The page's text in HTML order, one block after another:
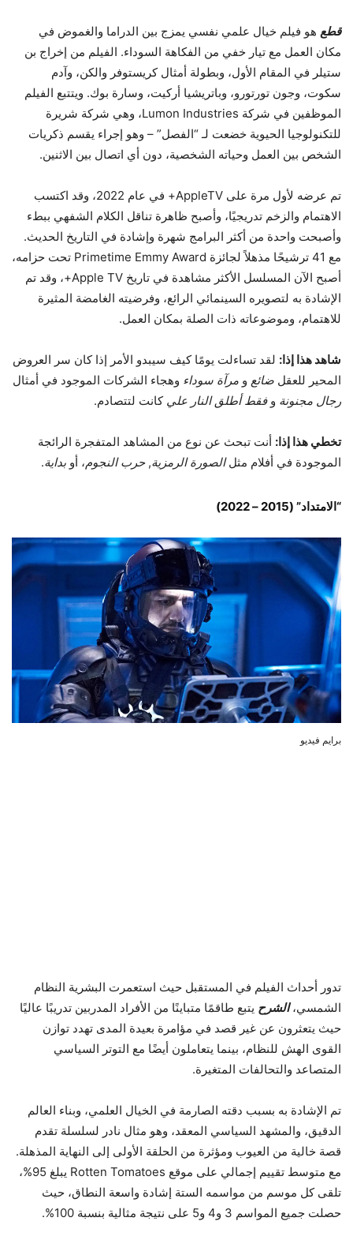
قطع هو فيلم خيال علمي نفسي يمزج بين الدراما والغموض في
مكان العمل مع تيار خفي من الفكاهة السوداء. الفيلم من إخراج بن
ستيلر في المقام الأول، وبطولة أمثال كريستوفر والكن، وآدم
سكوت، وجون تورتورو، وباتريشيا أركيت، وسارة بوك. ويتتبع الفيلم
الموظفين في شركة Lumon Industries، وهي شركة شريرة
للتكنولوجيا الحيوية خضعت لـ “الفصل” – وهو إجراء يقسم ذكريات
الشخص بين العمل وحياته الشخصية، دون أي اتصال بين الاثنين.
تم عرضه لأول مرة على AppleTV+ في عام 2022، وقد اكتسب
الاهتمام والزخم تدريجيًا، وأصبح ظاهرة تناقل الكلام الشفهي ببطء
وأصبحت واحدة من أكثر البرامج شهرة وإشادة في التاريخ الحديث.
مع 41 ترشيحًا مذهلاً لجائزة Primetime Emmy Award تحت حزامه،
أصبح الآن المسلسل الأكثر مشاهدة في تاريخ Apple TV+، وقد تم
الإشادة به لتصويره السينمائي الرائع، وفرضيته الغامضة المثيرة
للاهتمام، وموضوعاته ذات الصلة بمكان العمل.
شاهد هذا إذا: لقد تساءلت يومًا كيف سيبدو الأمر إذا كان سر العروض
المحير للعقل ضائع و مرآة سوداء وهجاء الشركات الموجود في أمثال
رجال مجنونة وفقط أطلق النار عليكانت لتتصادم.
تخطي هذا إذا: أنت تبحث عن نوع من المشاهد المتفجرة الرائجة
الموجودة في أفلام مثلالصورة الرمزية,حرب النجوم، أو بداية.
“الامتداد” (2015 – 2022)
برايم فيديو
تدور أحداث الفيلم في المستقبل حيث استعمرت البشرية النظام
الشمسي،الشرح يتبع طاقمًا متباينًا من الأفراد المدربين تدريبًا عاليًا
حيث يتعثرون عن غير قصد في مؤامرة بعيدة المدى تهدد توازن
القوى الهش للنظام، بينما يتعاملون أيضًا مع التوتر السياسي
المتصاعد والتحالفات المتغيرة.
تم الإشادة به بسبب دقته الصارمة في الخيال العلمي، وبناء العالم
الدقيق، والمشهد السياسي المعقد، وهو مثال نادر لسلسلة تقدم
قصة خالية من العيوب ومؤثرة من الحلقة الأولى إلى النهاية المذهلة.
مع متوسط ​​تقييم إجمالي على موقع Rotten Tomatoes يبلغ 95%،
تلقى كل موسم من مواسمه الستة إشادة واسعة النطاق، حيث
حصلت جميع المواسم 3 و4 و5 على نتيجة مثالية بنسبة 100%.